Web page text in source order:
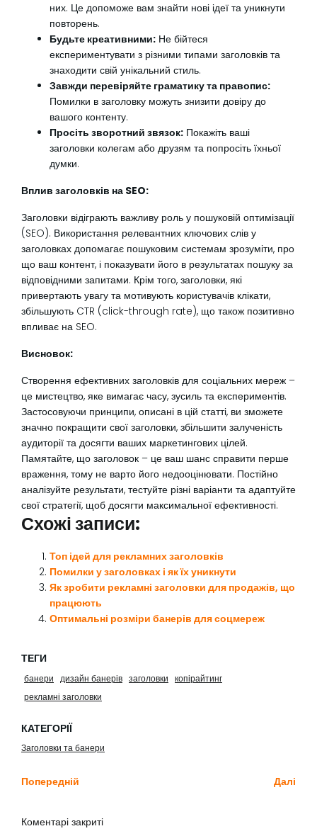
них. Це допоможе вам знайти нові ідеї та уникнути
повторень.
Будьте креативними: Не бійтеся
експериментувати з різними типами заголовків та
знаходити свій унікальний стиль.
Завжди перевіряйте граматику та правопис:
Помилки в заголовку можуть знизити довіру до
вашого контенту.
Просіть зворотний звязок: Покажіть ваші
заголовки колегам або друзям та попросіть їхньої
думки.
Вплив заголовків на SEO:
Заголовки відіграють важливу роль у пошуковій оптимізації
(SEO). Використання релевантних ключових слів у
заголовках допомагає пошуковим системам зрозуміти, про
що ваш контент, і показувати його в результатах пошуку за
відповідними запитами. Крім того, заголовки, які
привертають увагу та мотивують користувачів клікати,
збільшують CTR (click-through rate), що також позитивно
впливає на SEO.
Висновок:
Створення ефективних заголовків для соціальних мереж –
це мистецтво, яке вимагає часу, зусиль та експериментів.
Застосовуючи принципи, описані в цій статті, ви зможете
значно покращити свої заголовки, збільшити залученість
аудиторії та досягти ваших маркетингових цілей.
Памятайте, що заголовок – це ваш шанс справити перше
враження, тому не варто його недооцінювати. Постійно
аналізуйте результати, тестуйте різні варіанти та адаптуйте
свої стратегії, щоб досягти максимальної ефективності.
Схожі записи:
Топ ідей для рекламних заголовків
Помилки у заголовках і як їх уникнути
Як зробити рекламні заголовки для продажів, що
працюють
Оптимальні розміри банерів для соцмереж
ТЕГИ
банери дизайн банерів заголовки копірайтинг
рекламні заголовки
КАТЕГОРІЇ
Заголовки та банери
Попередній Далі
Коментарі закриті